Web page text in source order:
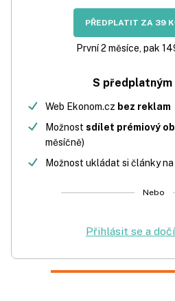
PŘEDPLATIT ZA 39
První 2 měsíce, pak
S
Web Ekonom.cz bez reklam
Možnost sdílet prémiový
měsíčně)
Možnost ukládat si články
Nebo
Přihlásit se a